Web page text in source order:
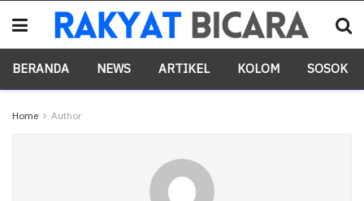
BERANDA NEWS ARTIKEL KOLOM SOSOK
Home Author